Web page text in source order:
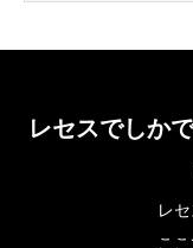
レセスでしか
レ
こ